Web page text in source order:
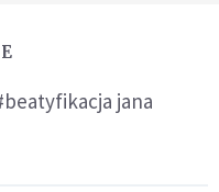
jana